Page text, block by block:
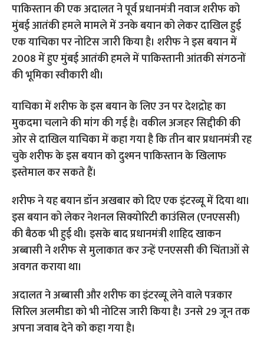
पाकिस्तान की एक अदालत ने पूर्व प्रधानमंत्री नवाज शरीफ को
मुंबई आतंकी हमले मामले में उनके बयान को लेकर दाखिल हुई
एक याचिका पर नोटिस जारी किया है। शरीफ ने इस बयान में
2008 में हुए मुंबई आतंकी हमले में पाकिस्तानी आंतकी संगठनों
की भूमिका स्वीकारी थी।
याचिका में शरीफ के इस बयान के लिए उन पर देशद्रोह का
मुकदमा चलाने की मांग की गई है। वकील अजहर सिद्दीकी की
ओर से दाखिल याचिका में कहा गया है कि तीन बार प्रधानमंत्री रह
चुके शरीफ के इस बयान को दुश्मन पाकिस्तान के खिलाफ
इस्तेमाल कर सकते हैं।
शरीफ ने यह बयान डॉन अखबार को दिए एक इंटरव्यू में दिया था।
इस बयान को लेकर नेशनल सिक्योरिटी काउंसिल (एनएससी)
की बैठक भी हुई थी। इसके बाद प्रधानमंत्री शाहिद खाकन
अब्बासी ने शरीफ से मुलाकात कर उन्हें एनएससी की चिंताओं से
अवगत कराया था।
अदालत ने अब्बासी और शरीफ का इंटरव्यू लेने वाले पत्रकार
सिरिल अलमीडा को भी नोटिस जारी किया है। उनसे 29 जून तक
अपना जवाब देने को कहा गया है।